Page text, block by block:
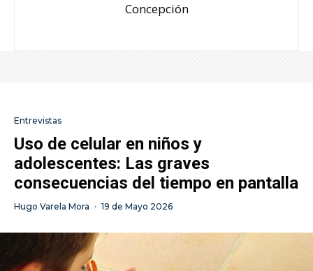
Concepción
Entrevistas
Uso de celular en niños y
adolescentes: Las graves
consecuencias del tiempo en pantalla
Hugo Varela Mora · 19 de Mayo 2026